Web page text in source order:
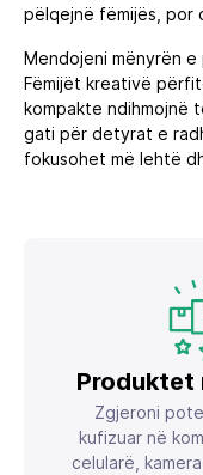
pëlqejnë fëmijës, por
Mendojeni mënyrën
Fëmijët kreativë
kompakte ndihmojnë
gati për detyrat e
fokusohet më lehtë
Produktet
Zgjeroni
kufizuar në
celularë,